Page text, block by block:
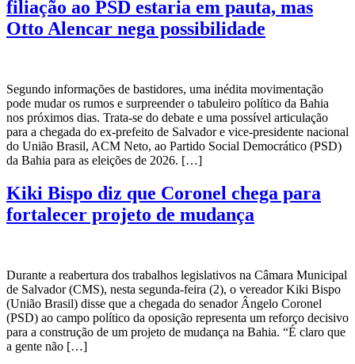
filiação ao PSD estaria em pauta, mas
Otto Alencar nega possibilidade
Segundo informações de bastidores, uma inédita movimentação
pode mudar os rumos e surpreender o tabuleiro político da Bahia
nos próximos dias. Trata-se do debate e uma possível articulação
para a chegada do ex-prefeito de Salvador e vice-presidente nacional
do União Brasil, ACM Neto, ao Partido Social Democrático (PSD)
da Bahia para as eleições de 2026. […]
Kiki Bispo diz que Coronel chega para
fortalecer projeto de mudança
Durante a reabertura dos trabalhos legislativos na Câmara Municipal
de Salvador (CMS), nesta segunda-feira (2), o vereador Kiki Bispo
(União Brasil) disse que a chegada do senador Ângelo Coronel
(PSD) ao campo político da oposição representa um reforço decisivo
para a construção de um projeto de mudança na Bahia. “É claro que
a gente não […]